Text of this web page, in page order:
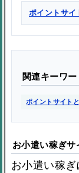
ポイントサイ
関連キーワー
ポイントサイト
お小遣い稼ぎサ
お小遣い稼ぎ